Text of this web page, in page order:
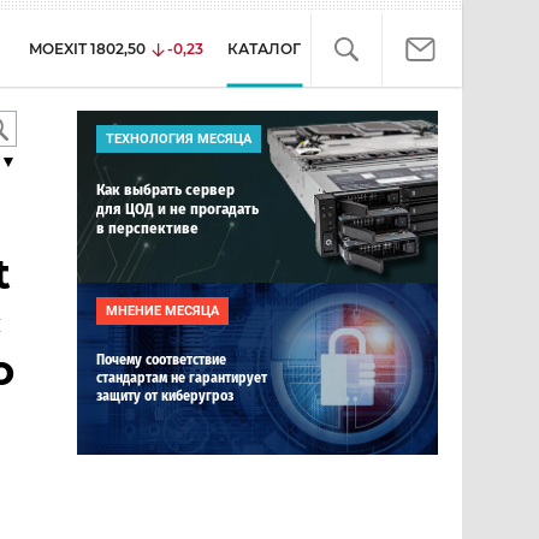
MOEXIT 1802,50 -0,23 КАТАЛОГ
ТЕХНОЛОГИЯ МЕСЯЦА
Как выбрать сервер
для ЦОД и не прогадать
в перспективе
МНЕНИЕ МЕСЯЦА
Почему соответствие
стандартам не гарантирует
защиту от киберугроз